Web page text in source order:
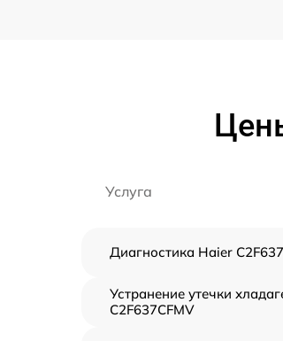
Услуга
Диагностика Haier
Устранение утечки
C2F637CFMV